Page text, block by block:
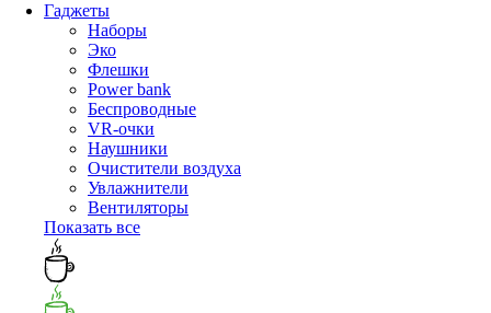
Гаджеты
Наборы
Эко
Флешки
Power bank
Беспроводные
VR-очки
Наушники
Очистители воздуха
Увлажнители
Вентиляторы
Показать все